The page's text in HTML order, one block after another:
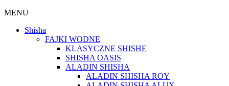
MENU
Shisha
FAJKI WODNE
KLASYCZNE SHISHE
SHISHA OASIS
ALADIN SHISHA
ALADIN SHISHA ROY